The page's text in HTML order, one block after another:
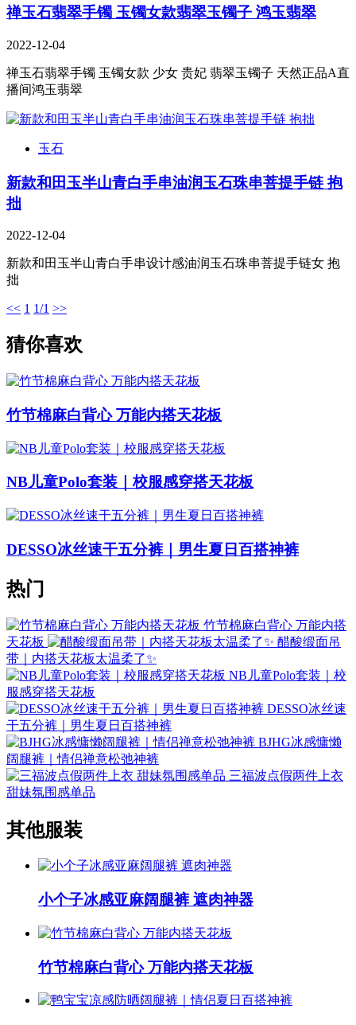
禅玉石翡翠手镯 玉镯女款翡翠玉镯子 鸿玉翡翠
2022-12-04
禅玉石翡翠手镯 玉镯女款 少女 贵妃 翡翠玉镯子 天然正品A直
播间鸿玉翡翠
玉石
新款和田玉半山青白手串油润玉石珠串菩提手链 抱
拙
2022-12-04
新款和田玉半山青白手串设计感油润玉石珠串菩提手链女 抱
拙
<< 1 1/1 >>
猜你喜欢
竹节棉麻白背心 万能内搭天花板
NB儿童Polo套装｜校服感穿搭天花板
DESSO冰丝速干五分裤｜男生夏日百搭神裤
热门
竹节棉麻白背心 万能内搭
天花板
醋酸缎面吊
带｜内搭天花板太温柔了✨
NB儿童Polo套装｜校
服感穿搭天花板
DESSO冰丝速
干五分裤｜男生夏日百搭神裤
BJHG冰感慵懒
阔腿裤｜情侣禅意松弛神裤
三福波点假两件上衣
甜妹氛围感单品
其他服装
小个子冰感亚麻阔腿裤 遮肉神器
竹节棉麻白背心 万能内搭天花板